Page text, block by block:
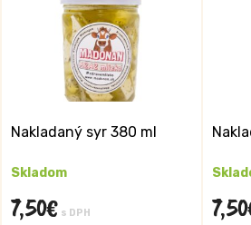
Nakladaný syr 380 ml
Skladom
7,50€ s DPH 7,50